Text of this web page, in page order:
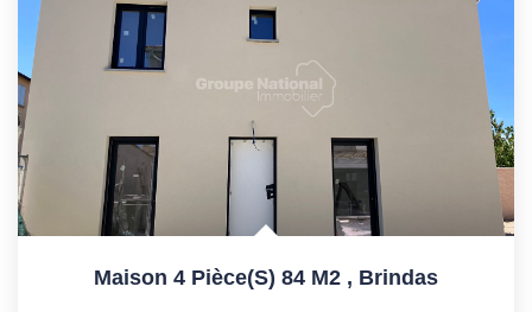
Maison 4 Pièce(s) 84 M2 , Brindas